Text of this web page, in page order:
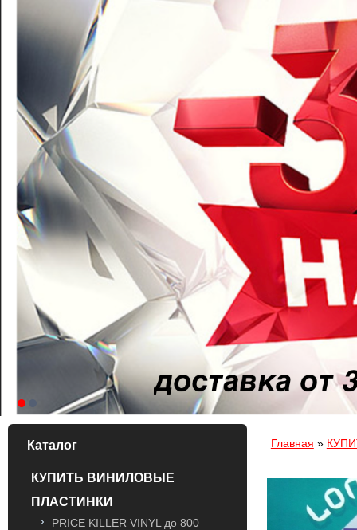
Каталог
КУПИТЬ ВИНИЛОВЫЕ
ПЛАСТИНКИ
PRICE KILLER VINYL до 800
Вы здесь
Главная »